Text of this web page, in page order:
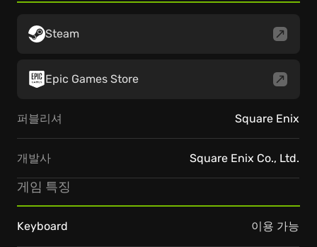
Steam
Epic Games Store
퍼블리셔 Square Enix
개발사 Square Enix Co., Ltd.
게임 특징
Keyboard 이용 가능